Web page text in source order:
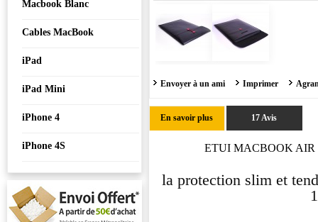
Macbook Blanc
Cables MacBook
iPad
iPad Mini
iPhone 4
iPhone 4S
Envoyer à un ami Imprimer
En savoir plus 17 Avis
ETUI MACBOOK AIR
la protection slim et